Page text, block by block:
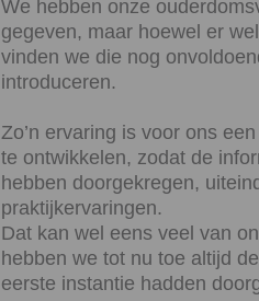
We hebben onze
gegeven, maar hoewel er
vinden we die nog
introduceren.
Zo’n ervaring is voor ons
te ontwikkelen, zodat de
hebben doorgekregen,
praktijkervaringen.
Dat kan wel eens veel van
hebben we tot nu toe altijd
eerste instantie hadden